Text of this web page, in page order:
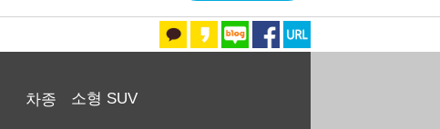
차종 소형 SUV